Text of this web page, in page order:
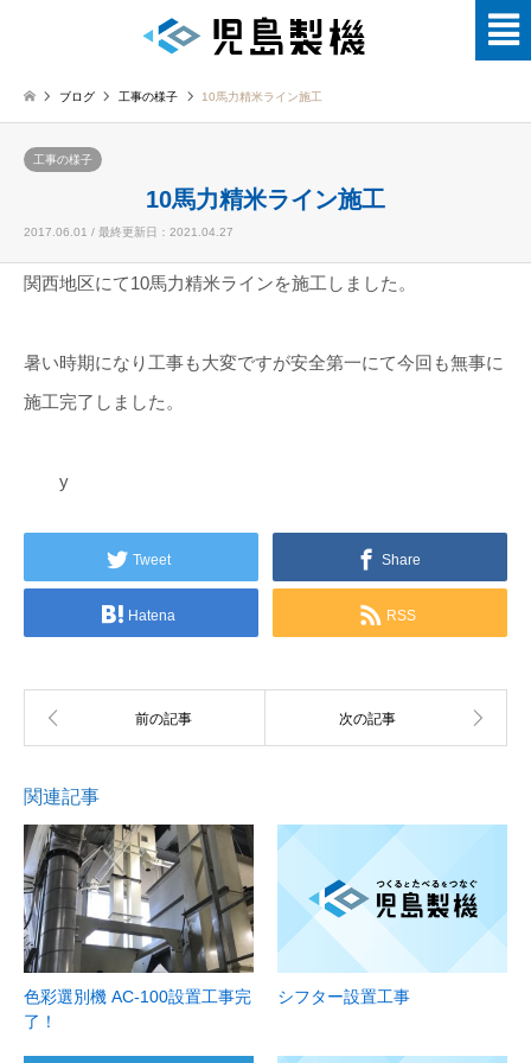
ブログ 工事の様子 10馬力精米ライン施工
工事の様子
10馬力精米ライン施工
2017.06.01 / 最終更新日：2021.04.27
関西地区にて10馬力精米ラインを施工しました。
暑い時期になり工事も大変ですが安全第一にて今回も無事に
施工完了しました。
y
Tweet Share
Hatena RSS
関連記事
色彩選別機 AC-100設置工事完
了！
シフター設置工事